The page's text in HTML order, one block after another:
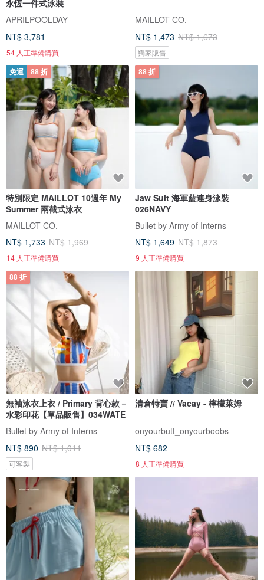
永恆一件式泳裝
APRILPOOLDAY
NT$ 3,781
54 人正準備購買
MAILLOT CO.
NT$ 1,473 NT$ 1,673
獨家販售
免運 88 折
特別限定 MAILLOT 10週年 My
Summer 兩截式泳衣
MAILLOT CO.
NT$ 1,733 NT$ 1,969
14 人正準備購買
88 折
Jaw Suit 海軍藍連身泳裝
026NAVY
Bullet by Army of Interns
NT$ 1,649 NT$ 1,873
9 人正準備購買
88 折
無袖泳衣上衣 / Primary 背心款－
水彩印花【單品販售】034WATE
Bullet by Army of Interns
NT$ 890 NT$ 1,011
可客製
清倉特賣 // Vacay - 檸檬萊姆
onyourbutt_onyourboobs
NT$ 682
8 人正準備購買